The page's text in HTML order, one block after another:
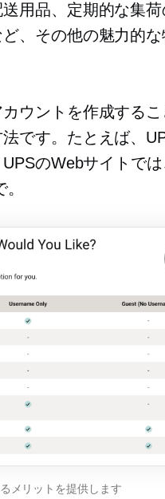
用品、定期的な集
、その他の魅力的な
ウントを作成する
です。たとえば、
のWebサイトでは
メリットを提供します